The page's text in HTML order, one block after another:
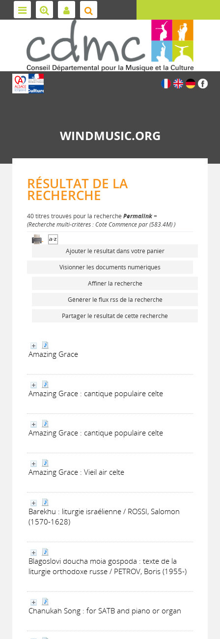
WINDMUSIC.ORG
RÉSULTAT DE LA
RECHERCHE
40 titres trouvés pour la recherche Permalink=
(Recherche multi-critères : Cote Commence par (583.4M) )
Ajouter le résultat dans votre panier
Visionner les documents numériques
Affiner la recherche
Générer le flux rss de la recherche
Partager le résultat de cette recherche
Amazing Grace
Amazing Grace : cantique populaire celte
Amazing Grace : cantique populaire celte
Amazing Grace : Vieil air celte
Barekhu : liturgie israélienne / ROSSI, Salomon
(1570-1628)
Blagoslovi doucha moia gospoda : texte de la
liturgie orthodoxe russe / PETROV, Boris (1955-)
Chanukah Song : for SATB and piano or organ